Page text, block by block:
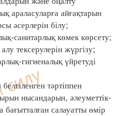
араласуларға айғақтарын
әсерлерін білу;
санитарлық көмек көрсету;
тексерулерін жүргізу;
гигиеналық үйретуді
тәртіппен
нысандарын, әлеуметтік-
бағытталған салауатты өмір